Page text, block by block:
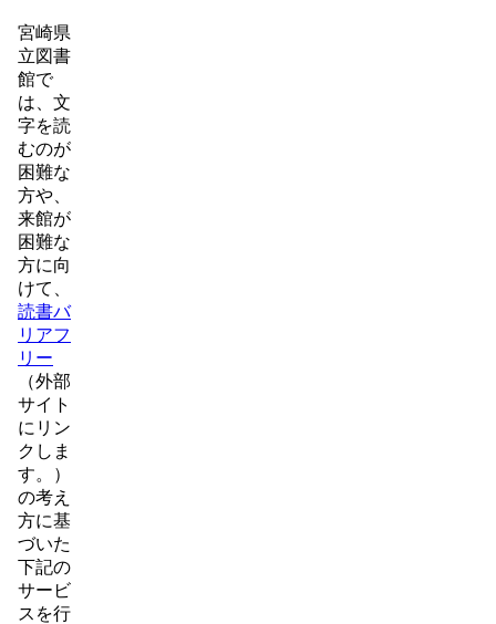
宮崎県
立図書
館で
は、文
字を読
むのが
困難な
方や、
来館が
困難な
方に向
けて、
読書バ
リアフ
リー
（外部
サイト
にリン
クしま
す。）
の考え
方に基
づいた
下記の
サービ
スを行